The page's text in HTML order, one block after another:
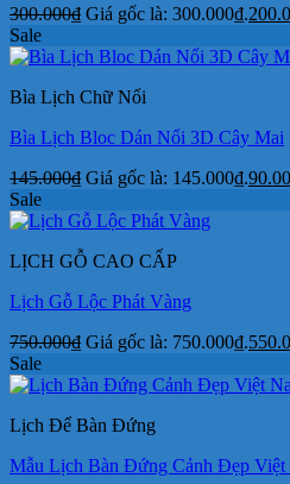
300.000₫ Giá gốc là: 300.000₫.
Sale
Bìa Lịch Chữ Nổi
Bìa Lịch Bloc Dán Nổi 3D Cây Mai
145.000₫ Giá gốc là: 145.000₫.
Sale
LỊCH GỖ CAO CẤP
Lịch Gỗ Lộc Phát Vàng
750.000₫ Giá gốc là: 750.000₫.
Sale
Lịch Để Bàn Đứng
Mẫu Lịch Bàn Đứng Cảnh Đẹp Việt